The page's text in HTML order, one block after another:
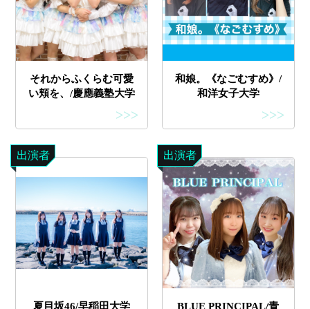
それからふくらむ可愛
い頬を、/慶應義塾大学
>>>
和娘。《なごむすめ》/
和洋女子大学
>>>
出演者
夏目坂46/早稲田大学
出演者
BLUE PRINCIPAL/青